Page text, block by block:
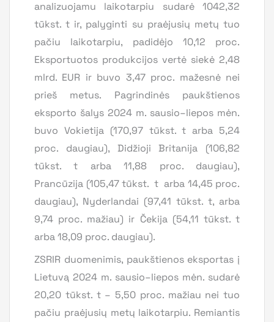
analizuojamu laikotarpiu sudarė 1042,32
tūkst. t ir, palyginti su praėjusių metų tuo
pačiu laikotarpiu, padidėjo 10,12 proc.
Eksportuotos produkcijos vertė siekė 2,48
mlrd. EUR ir buvo 3,47 proc. mažesnė nei
prieš metus. Pagrindinės paukštienos
eksporto šalys 2024 m. sausio–liepos mėn.
buvo Vokietija (170,97 tūkst. t arba 5,24
proc. daugiau), Didžioji Britanija (106,82
tūkst. t arba 11,88 proc. daugiau),
Prancūzija (105,47 tūkst. t arba 14,45 proc.
daugiau), Nyderlandai (97,41 tūkst. t, arba
9,74 proc. mažiau) ir Čekija (54,11 tūkst. t
arba 18,09 proc. daugiau).
ZSRIR duomenimis, paukštienos eksportas į
Lietuvą 2024 m. sausio–liepos mėn. sudarė
20,20 tūkst. t – 5,50 proc. mažiau nei tuo
pačiu praėjusių metų laikotarpiu. Remiantis